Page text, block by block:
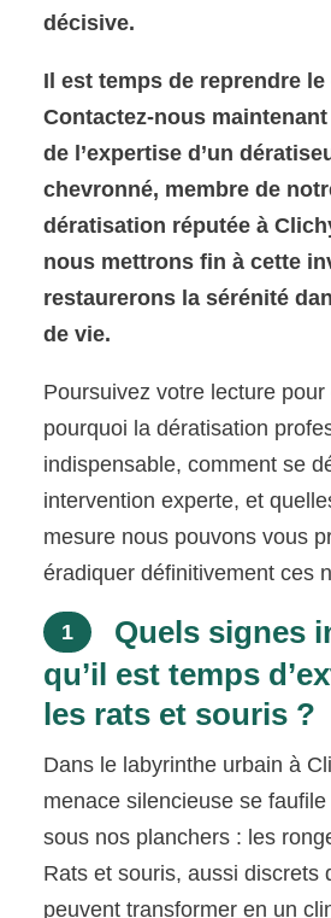
décisive.
Il est temps de reprendre
Contactez-nous
de l’expertise d’un
chevronné, membre de
dératisation réputée à
nous mettrons fin à cette
restaurerons la sérénité
de vie.
Poursuivez votre lecture
pourquoi la dératisation
indispensable, comment se
intervention experte, et
mesure nous pouvons vous
éradiquer définitivement ces
1
Quels signes
qu’il est temps
les rats et souris ?
Dans le labyrinthe urbain à
menace silencieuse se
sous nos planchers : les
Rats et souris, aussi discrets
peuvent transformer en un